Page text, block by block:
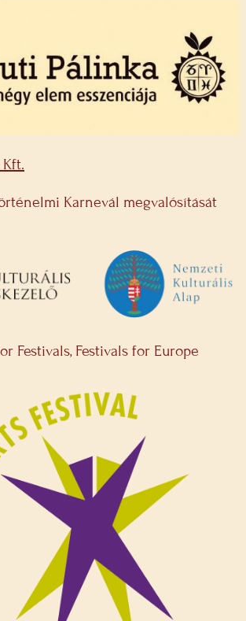
Karnevál megvalósítását
Festivals, Festivals for Europe